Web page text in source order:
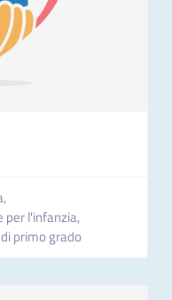
per l'infanzia,
primo grado